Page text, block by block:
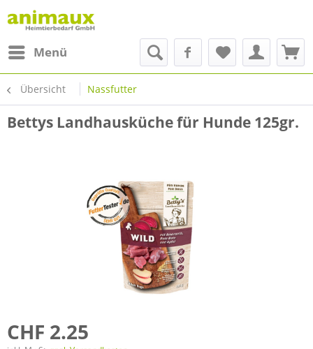
Menü
Übersicht Nassfutter
Bettys Landhausküche für Hunde 125gr.
CHF 2.25